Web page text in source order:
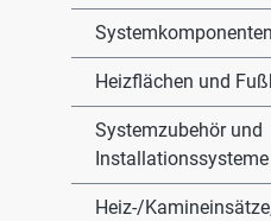
Systemkomponenten
Heizflächen und
Systemzubehör und
Installationssysteme
Heiz-/